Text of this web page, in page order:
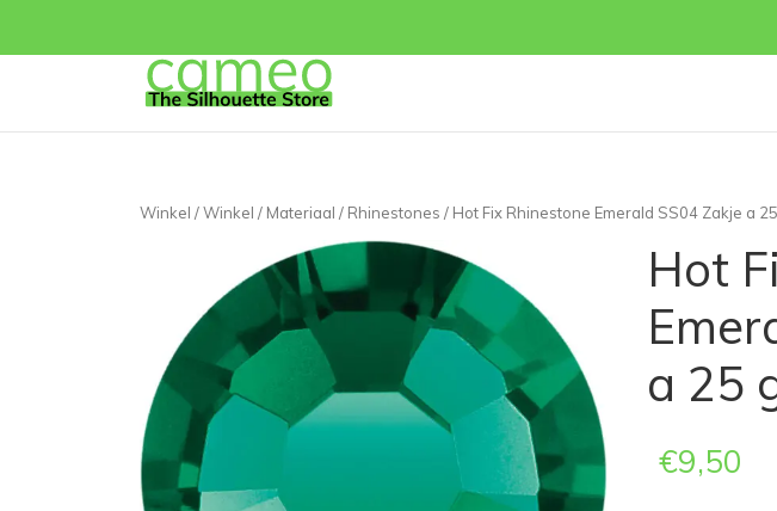
Winkel /Winkel / Materiaal / Rhinestones / Hot Fix Rhinestone Emerald SS04 Zakje a
Hot
a 25
€9,50